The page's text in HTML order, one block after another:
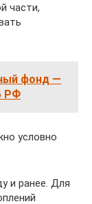
части,
фонд —
РФ
условно
и ранее. Для